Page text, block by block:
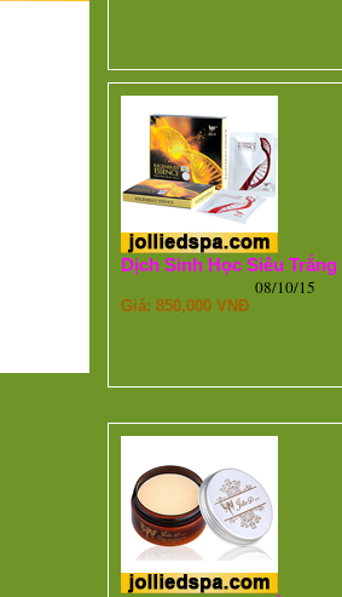
Dịch Sinh Học Siêu Trắng
Giá: 850,000 VNĐ
08/10/15